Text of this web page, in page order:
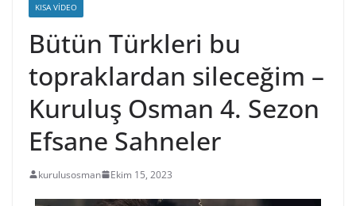
KISA VIDEO
Bütün Türkleri bu
topraklardan sileceğim –
Kuruluş Osman 4. Sezon
Efsane Sahneler
kurulusosman Ekim 15, 2023